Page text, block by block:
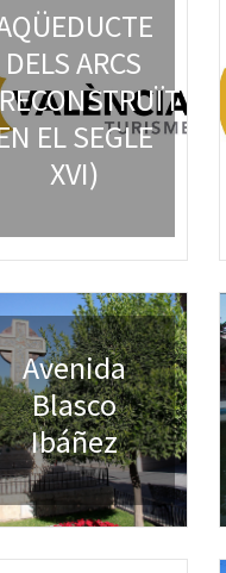
DELS ARCS
EL SEGLE
XVI)
Avenida
Blasco
Ibáñez